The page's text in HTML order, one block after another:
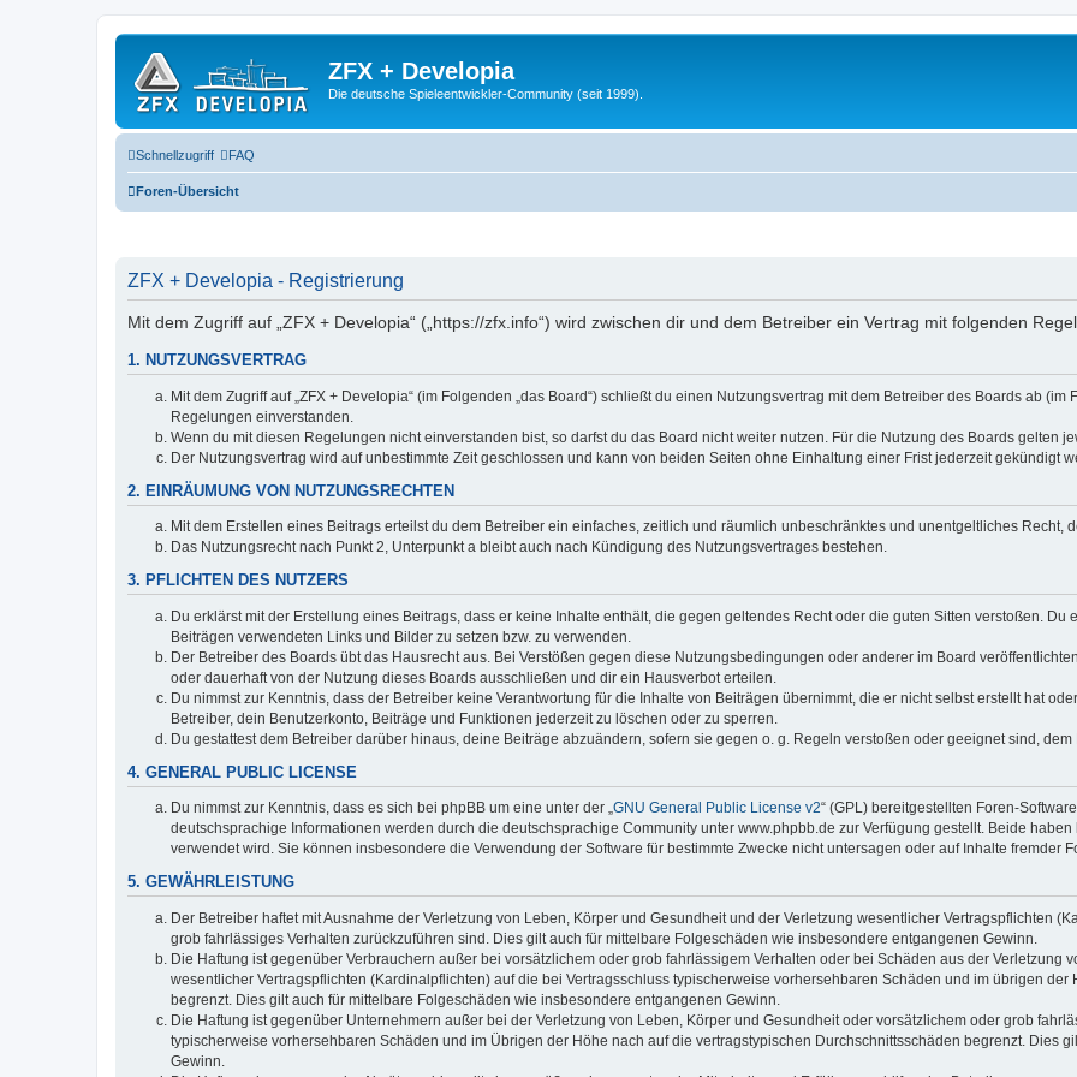
ZFX + Developia
Die deutsche Spieleentwickler-Community (seit 1999).
Schnellzugriff FAQ
Foren-Übersicht
ZFX + Developia - Registrierung
Mit dem Zugriff auf „ZFX + Developia“ („https://zfx.info“) wird zwischen dir und dem Betreiber ein Vertrag mit folgenden
1. NUTZUNGSVERTRAG
Mit dem Zugriff auf „ZFX + Developia“ (im Folgenden „das Board“) schließt du einen Nutzungsvertrag mit dem Betreiber des Boards ab
Regelungen einverstanden.
Wenn du mit diesen Regelungen nicht einverstanden bist, so darfst du das Board nicht weiter nutzen. Für die Nutzung des Boards gelten
Der Nutzungsvertrag wird auf unbestimmte Zeit geschlossen und kann von beiden Seiten ohne Einhaltung einer Frist jederzeit gekündigt
2. EINRÄUMUNG VON NUTZUNGSRECHTEN
Mit dem Erstellen eines Beitrags erteilst du dem Betreiber ein einfaches, zeitlich und räumlich unbeschränktes und unentgeltliches Recht,
Das Nutzungsrecht nach Punkt 2, Unterpunkt a bleibt auch nach Kündigung des Nutzungsvertrages bestehen.
3. PFLICHTEN DES NUTZERS
Du erklärst mit der Erstellung eines Beitrags, dass er keine Inhalte enthält, die gegen geltendes Recht oder die guten Sitten verstoßen.
Beiträgen verwendeten Links und Bilder zu setzen bzw. zu verwenden.
Der Betreiber des Boards übt das Hausrecht aus. Bei Verstößen gegen diese Nutzungsbedingungen oder anderer im Board
oder dauerhaft von der Nutzung dieses Boards ausschließen und dir ein Hausverbot erteilen.
Du nimmst zur Kenntnis, dass der Betreiber keine Verantwortung für die Inhalte von Beiträgen übernimmt, die er nicht selbst erstellt hat
Betreiber, dein Benutzerkonto, Beiträge und Funktionen jederzeit zu löschen oder zu sperren.
Du gestattest dem Betreiber darüber hinaus, deine Beiträge abzuändern, sofern sie gegen o. g. Regeln verstoßen oder geeignet sind,
4. GENERAL PUBLIC LICENSE
Du nimmst zur Kenntnis, dass es sich bei phpBB um eine unter der „GNU General Public License v2“ (GPL) bereitgestellten Foren-
deutschsprachige Informationen werden durch die deutschsprachige Community unter www.phpbb.de zur Verfügung gestellt. Beide
verwendet wird. Sie können insbesondere die Verwendung der Software für bestimmte Zwecke nicht untersagen oder auf Inhalte fremder
5. GEWÄHRLEISTUNG
Der Betreiber haftet mit Ausnahme der Verletzung von Leben, Körper und Gesundheit und der Verletzung wesentlicher Vertragspflichten
grob fahrlässiges Verhalten zurückzuführen sind. Dies gilt auch für mittelbare Folgeschäden wie insbesondere entgangenen Gewinn.
Die Haftung ist gegenüber Verbrauchern außer bei vorsätzlichem oder grob fahrlässigem Verhalten oder bei Schäden aus der Verletzung
wesentlicher Vertragspflichten (Kardinalpflichten) auf die bei Vertragsschluss typischerweise vorhersehbaren Schäden und im übrigen
begrenzt. Dies gilt auch für mittelbare Folgeschäden wie insbesondere entgangenen Gewinn.
Die Haftung ist gegenüber Unternehmern außer bei der Verletzung von Leben, Körper und Gesundheit oder vorsätzlichem oder grob
typischerweise vorhersehbaren Schäden und im Übrigen der Höhe nach auf die vertragstypischen Durchschnittsschäden begrenzt. Dies
Gewinn.